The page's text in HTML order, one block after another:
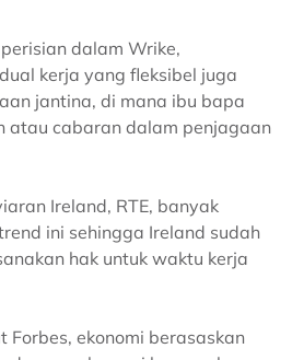
dalam Wrike,
kerja yang fleksibel juga
jantina, di mana ibu bapa
atau cabaran dalam penjagaan
Ireland, RTE, banyak
ini sehingga Ireland sudah
hak untuk waktu kerja
Forbes, ekonomi berasaskan